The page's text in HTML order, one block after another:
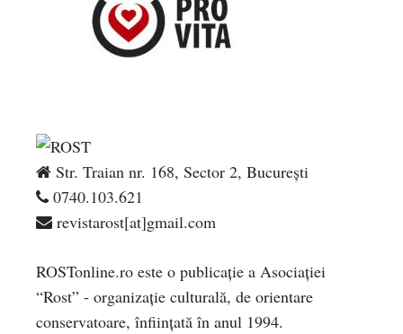
Str. Traian nr. 168, Sector 2, București
0740.103.621
revistarost[at]gmail.com
ROSTonline.ro este o publicaţie a Asociaţiei
“Rost” - organizaţie culturală, de orientare
conservatoare, înfiinţată în anul 1994.